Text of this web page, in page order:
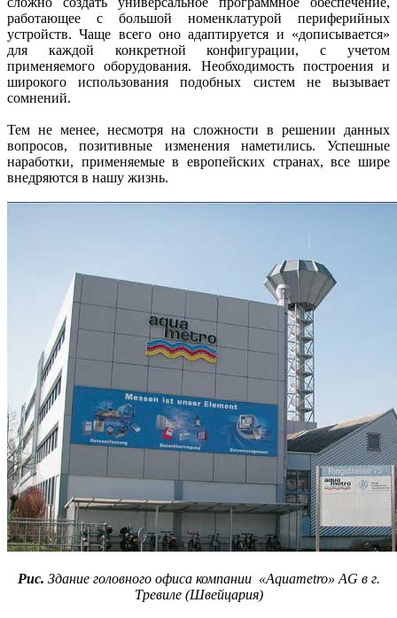
работающее с большой номенклатурой периферийных
устройств. Чаще всего оно адаптируется и «дописывается»
для каждой конкретной конфигурации, с учетом
применяемого оборудования. Необходимость построения и
широкого использования подобных систем не вызывает
сомнений.
Тем не менее, несмотря на сложности в решении данных
вопросов, позитивные изменения наметились. Успешные
наработки, применяемые в европейских странах, все шире
внедряются в нашу жизнь.
Рис. Здание головного офиса компании «Aquametro» AG в г.
Тревиле (Швейцария)